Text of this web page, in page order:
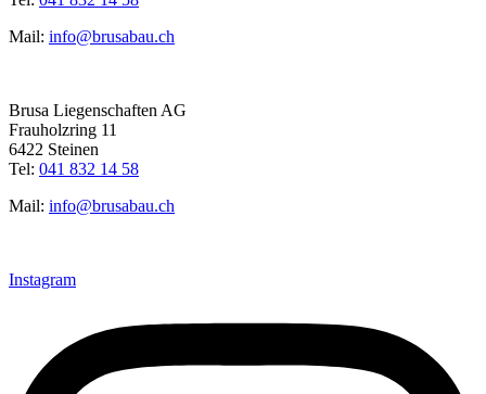
Mail: info@brusabau.ch
Brusa Liegenschaften AG
Frauholzring 11
6422 Steinen
Tel: 041 832 14 58
Mail: info@brusabau.ch
Instagram